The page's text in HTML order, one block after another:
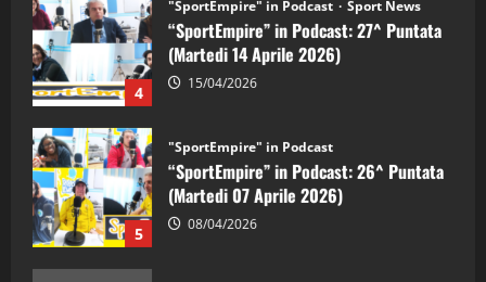
4
“SportEmpire” in Podcast: 27^ Puntata
(Martedi 14 Aprile 2026)
15/04/2026
5
“SportEmpire” in Podcast: 26^ Puntata
(Martedi 07 Aprile 2026)
08/04/2026